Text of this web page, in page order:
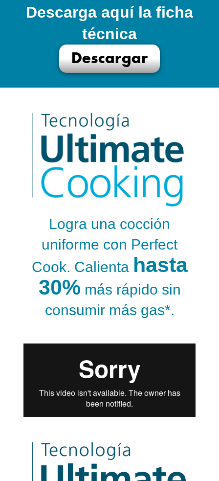
Descarga aquí la ficha
técnica
Descargar
Logra una cocción
uniforme con Perfect
Cook. Calienta hasta
30% más rápido sin
consumir más gas*.